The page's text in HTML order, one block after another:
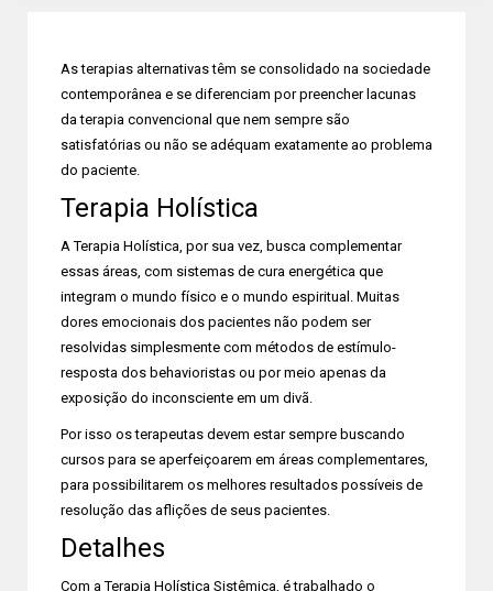
As terapias alternativas têm se consolidado na sociedade
contemporânea e se diferenciam por preencher lacunas
da terapia convencional que nem sempre são
satisfatórias ou não se adéquam exatamente ao problema
do paciente.
Terapia Holística
A Terapia Holística, por sua vez, busca complementar
essas áreas, com sistemas de cura energética que
integram o mundo físico e o mundo espiritual. Muitas
dores emocionais dos pacientes não podem ser
resolvidas simplesmente com métodos de estímulo-
resposta dos behavioristas ou por meio apenas da
exposição do inconsciente em um divã.
Por isso os terapeutas devem estar sempre buscando
cursos para se aperfeiçoarem em áreas complementares,
para possibilitarem os melhores resultados possíveis de
resolução das aflições de seus pacientes.
Detalhes
Com a Terapia Holística Sistêmica, é trabalhado o